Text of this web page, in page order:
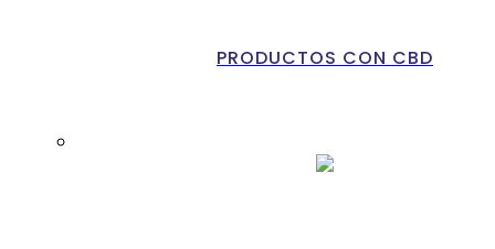
PRODUCTOS CON CBD